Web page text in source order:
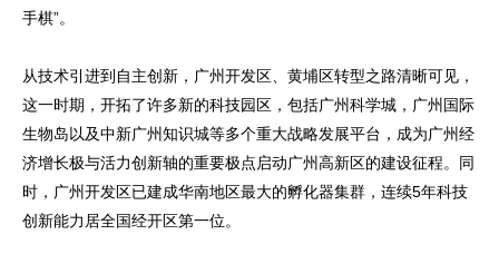
手棋”。
从技术引进到自主创新，广州开发区、黄埔区转型之路清晰可见，
这一时期，开拓了许多新的科技园区，包括广州科学城，广州国际
生物岛以及中新广州知识城等多个重大战略发展平台，成为广州经
济增长极与活力创新轴的重要极点启动广州高新区的建设征程。同
时，广州开发区已建成华南地区最大的孵化器集群，连续5年科技
创新能力居全国经开区第一位。